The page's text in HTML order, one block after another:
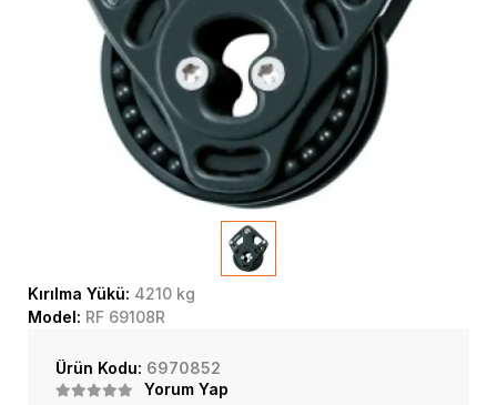
Kırılma Yükü: 4210 kg
Model: RF 69108R
Ürün Kodu: 6970852
Yorum Yap